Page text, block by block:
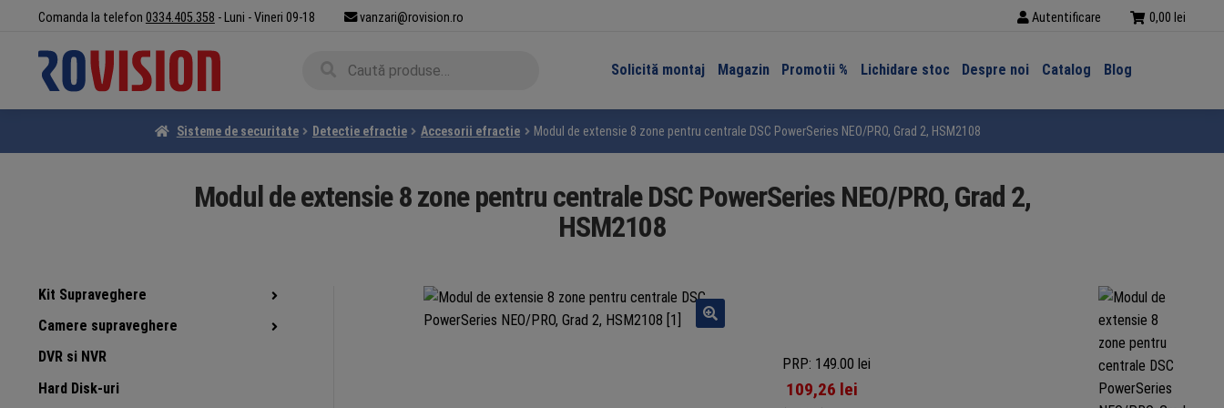
navigare
conținut
Comanda la telefon 0334.405.358 - Luni - Vineri 09-18 vanzari@rovision.ro Autentificare 0,00 lei
Solicită montaj Magazin Promotii % Lichidare stoc Despre noi Catalog Blog
Sisteme de securitate Detectie efractie Accesorii efractie Modul de extensie 8 zone pentru centrale DSC PowerSeries NEO/PRO, Grad 2, HSM2108
Modul de extensie 8 zone pentru centrale DSC PowerSeries NEO/PRO, Grad 2,
HSM2108
PRP: 149.00 lei
109,26 lei
Kit Supraveghere
Camere supraveghere
DVR si NVR
Hard Disk-uri